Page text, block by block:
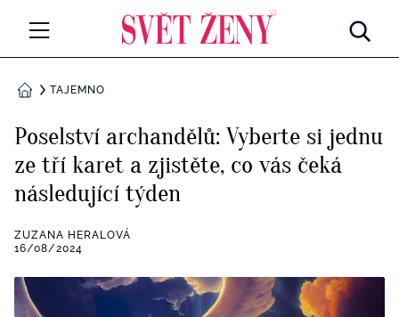
Všechny kategorie
Rozhovory
RETROHUBKY
Všechny kategorie
Seberozvoj
Všechny kategorie
ZÁBAVA
DOMŮTAJEMNO
Poselství archandělů: Vyberte si jednu
ze tří karet a zjistěte, co vás čeká
následující týden
ZUZANA HERALOVÁ
16/08/2024